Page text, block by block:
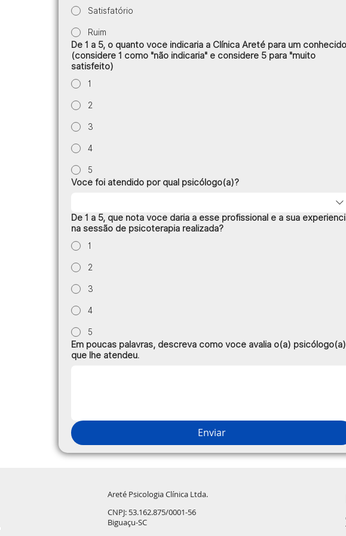
Satisfatório
Ruim
De 1 a 5, o quanto você indicaria a Clínica Areté para um
(considere 1 como "não indicaria" e considere 5 para "muito
satisfeito)
1
2
3
4
5
Você foi atendido por qual psicólogo(a)?
De 1 a 5, que nota você daria a esse profissional e a sua
na sessão de psicoterapia realizada?
1
2
3
4
5
Em poucas palavras, descreva como você avalia o(a) psicólogo(a)
que lhe atendeu.
Enviar
Areté Psicologia Clínica Ltda.
CNPJ: 53.162.875/0001-56
Biguaçu-SC